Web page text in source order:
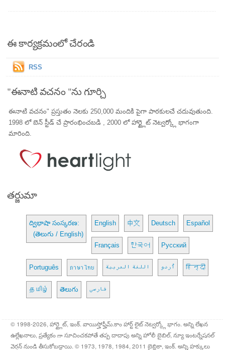
ఈ కార్యక్రమంలో చేరండి
RSS
"ఈనాటి వచనం "ను గూర్చి
ఈనాటి వచనం" ప్రస్తుతం నెలకు 250,000 మందికి పైగా పాఠకులచే చదువుతుంది.
1998 లో బెన్ స్టీడ్ చే ప్రారంభించబడి , 2000 లో హార్ట్లైట్ నెట్వర్క్లో భాగంగా
మారింది.
తర్జుమా
ద్విభాషా సంస్కరణ:
(తెలుగు / English)
English 中文 Deutsch Español
Français 한국어 Русский
Português ภาษาไทย اللغة العربية اُردو हिन्दी
தமிழ் తెలుగు فارسی
© 1998-2026, హార్ట్లైట్, ఇంక్. వాయిస్హోఫ్హీమ్.కాం హార్ట్ లైట్ నెట్వర్క్లో భాగం. అన్ని లేఖన
ఉల్లేఖనాలు, ప్రత్యేకం గా సూచించకపోతే తప్ప దాదాపు అన్ని హోలీ బైబిల్, న్యూ ఇంటర్నేషనల్
వెర్షన్ నుండి తీసుకోబడ్డాయి. © 1973, 1978, 1984, 2011 బైబ్లికా, ఇంక్. అన్ని హక్కులు